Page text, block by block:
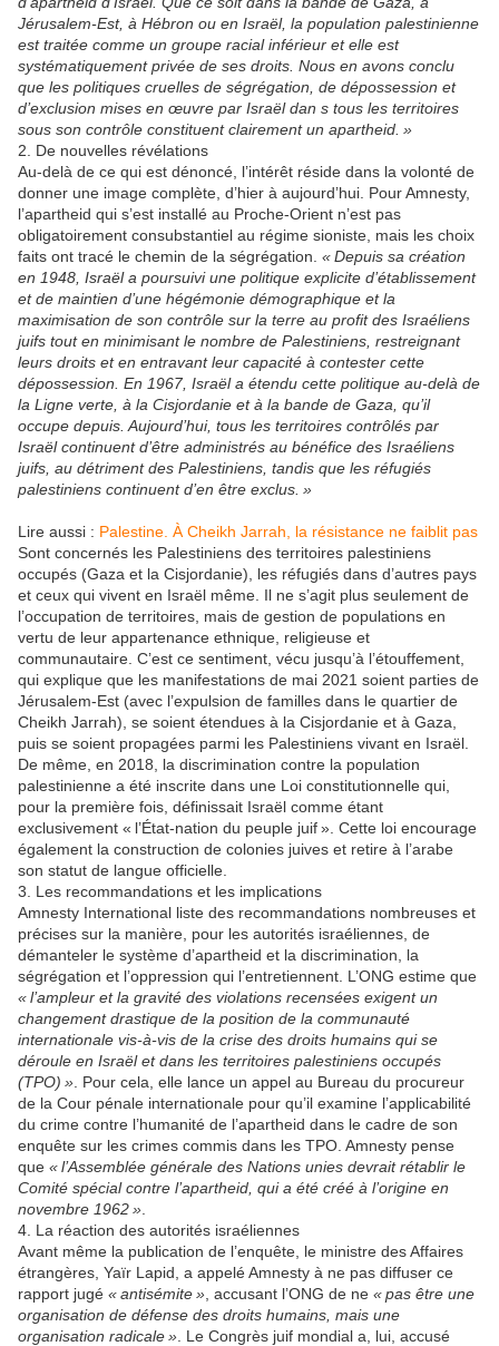
Jérusalem-Est, à Hébron ou en Israël, la population palestinienne
est traitée comme un groupe racial inférieur et elle est
systématiquement privée de ses droits. Nous en avons conclu
que les politiques cruelles de ségrégation, de dépossession et
d’exclusion mises en œuvre par Israël dan s tous les territoires
sous son contrôle constituent clairement un apartheid. »
2. De nouvelles révélations
Au-delà de ce qui est dénoncé, l’intérêt réside dans la volonté de
donner une image complète, d’hier à aujourd’hui. Pour Amnesty,
l’apartheid qui s’est installé au Proche-Orient n’est pas
obligatoirement consubstantiel au régime sioniste, mais les choix
faits ont tracé le chemin de la ségrégation. « Depuis sa création
en 1948, Israël a poursuivi une politique explicite d’établissement
et de maintien d’une hégémonie démographique et la
maximisation de son contrôle sur la terre au profit des Israéliens
juifs tout en minimisant le nombre de Palestiniens, restreignant
leurs droits et en entravant leur capacité à contester cette
dépossession. En 1967, Israël a étendu cette politique au-delà de
la Ligne verte, à la Cisjordanie et à la bande de Gaza, qu’il
occupe depuis. Aujourd’hui, tous les territoires contrôlés par
Israël continuent d’être administrés au bénéfice des Israéliens
juifs, au détriment des Palestiniens, tandis que les réfugiés
palestiniens continuent d’en être exclus. »
Lire aussi : Palestine. À Cheikh Jarrah, la résistance ne faiblit pas
Sont concernés les Palestiniens des territoires palestiniens
occupés (Gaza et la Cisjordanie), les réfugiés dans d’autres pays
et ceux qui vivent en Israël même. Il ne s’agit plus seulement de
l’occupation de territoires, mais de gestion de populations en
vertu de leur appartenance ethnique, religieuse et
communautaire. C’est ce sentiment, vécu jusqu’à l’étouffement,
qui explique que les manifestations de mai 2021 soient parties de
Jérusalem-Est (avec l’expulsion de familles dans le quartier de
Cheikh Jarrah), se soient étendues à la Cisjordanie et à Gaza,
puis se soient propagées parmi les Palestiniens vivant en Israël.
De même, en 2018, la discrimination contre la population
palestinienne a été inscrite dans une Loi constitutionnelle qui,
pour la première fois, définissait Israël comme étant
exclusivement « l’État-nation du peuple juif ». Cette loi encourage
également la construction de colonies juives et retire à l’arabe
son statut de langue officielle.
3. Les recommandations et les implications
Amnesty International liste des recommandations nombreuses et
précises sur la manière, pour les autorités israéliennes, de
démanteler le système d’apartheid et la discrimination, la
ségrégation et l’oppression qui l’entretiennent. L’ONG estime que
« l’ampleur et la gravité des violations recensées exigent un
changement drastique de la position de la communauté
internationale vis-à-vis de la crise des droits humains qui se
déroule en Israël et dans les territoires palestiniens occupés
(TPO) » . Pour cela, elle lance un appel au Bureau du procureur
de la Cour pénale internationale pour qu’il examine l’applicabilité
du crime contre l’humanité de l’apartheid dans le cadre de son
enquête sur les crimes commis dans les TPO. Amnesty pense
que « l’Assemblée générale des Nations unies devrait rétablir le
Comité spécial contre l’apartheid, qui a été créé à l’origine en
novembre 1962 »
4. La réaction des autorités israéliennes
Avant même la publication de l’enquête, le ministre des Affaires
étrangères, Yaïr Lapid, a appelé Amnesty à ne pas diffuser ce
rapport jugé « antisémite » , accusant l’ONG de ne « pas être une
organisation de défense des droits humains, mais une
organisation radicale » . Le Congrès juif mondial a, lui, accusé